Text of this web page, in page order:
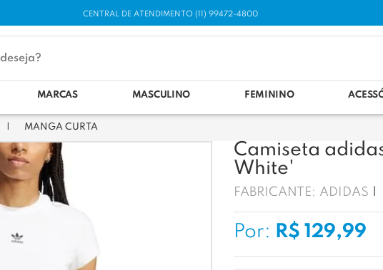
CENTRAL DE ATENDIMENTO (11) 99472-4800
MARCAS MASCULINO FEMININO
MANGA CURTA
Camiseta
White'
FABRICANTE: ADIDAS
Por: R$ 129,99